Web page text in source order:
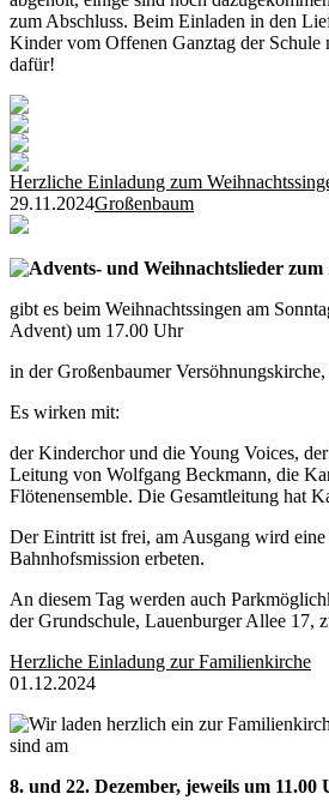
zum Abschluss. Beim Einladen in den
Kinder vom Offenen Ganztag der
dafür!
Herzliche Einladung zum
29.11.2024Großenbaum
Advents- und Weihnachtslieder
gibt es beim Weihnachtssingen am
Advent) um 17.00 Uhr
in der Großenbaumer
Es wirken mit:
der Kinderchor und die Young Voices,
Leitung von Wolfgang Beckmann, die
Flötenensemble. Die Gesamtleitung hat
Der Eintritt ist frei, am Ausgang wird
Bahnhofsmission erbeten.
An diesem Tag werden auch
der Grundschule, Lauenburger Allee 17,
Herzliche Einladung zur Familienkirche
01.12.2024
Wir laden herzlich ein zur
sind am
8. und 22. Dezember, jeweils um 11.00